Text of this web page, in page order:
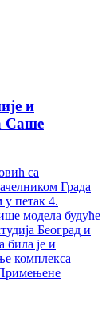
и
Саше
са
Града
петак 4.
модела будуће
Београд и
била је и
комплекса